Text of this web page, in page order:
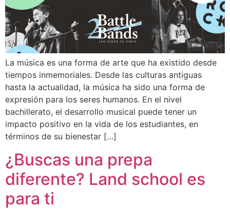
La música es una forma de arte que ha existido desde
tiempos inmemoriales. Desde las culturas antiguas
hasta la actualidad, la música ha sido una forma de
expresión para los seres humanos. En el nivel
bachillerato, el desarrollo musical puede tener un
impacto positivo en la vida de los estudiantes, en
términos de su bienestar […]
¿Buscas una prepa
diferente? Land school es
para ti